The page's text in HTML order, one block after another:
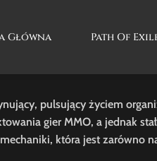
Główna Path Of
pulsujący życiem
gier MMO, a jednak
która jest zarówno